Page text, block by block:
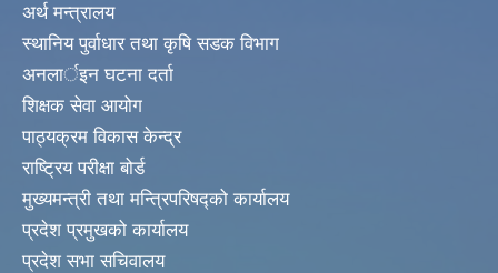
अर्थ मन्त्रालय
स्थानिय पुर्वाधार तथा कृषि सडक विभाग
अनलार्इन घटना दर्ता
शिक्षक सेवा आयोग
पाठ्यक्रम विकास केन्द्र
राष्ट्रिय परीक्षा बोर्ड
मुख्यमन्त्री तथा मन्त्रिपरिषद्को कार्यालय
प्रदेश प्रमुखको कार्यालय
प्रदेश सभा सचिवालय